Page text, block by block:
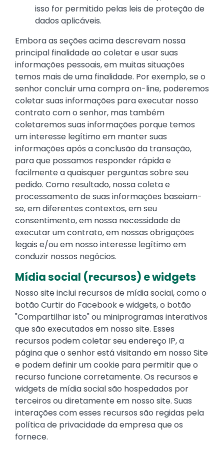
isso for permitido pelas leis de proteção de
dados aplicáveis.
Embora as seções acima descrevam nossa
principal finalidade ao coletar e usar suas
informações pessoais, em muitas situações
temos mais de uma finalidade. Por exemplo, se o
senhor concluir uma compra on-line, poderemos
coletar suas informações para executar nosso
contrato com o senhor, mas também
coletaremos suas informações porque temos
um interesse legítimo em manter suas
informações após a conclusão da transação,
para que possamos responder rápida e
facilmente a quaisquer perguntas sobre seu
pedido. Como resultado, nossa coleta e
processamento de suas informações baseiam-
se, em diferentes contextos, em seu
consentimento, em nossa necessidade de
executar um contrato, em nossas obrigações
legais e/ou em nosso interesse legítimo em
conduzir nossos negócios.
Mídia social (recursos) e widgets
Nosso site inclui recursos de mídia social, como o
botão Curtir do Facebook e widgets, o botão
"Compartilhar isto" ou miniprogramas interativos
que são executados em nosso site. Esses
recursos podem coletar seu endereço IP, a
página que o senhor está visitando em nosso Site
e podem definir um cookie para permitir que o
recurso funcione corretamente. Os recursos e
widgets de mídia social são hospedados por
terceiros ou diretamente em nosso site. Suas
interações com esses recursos são regidas pela
política de privacidade da empresa que os
fornece.